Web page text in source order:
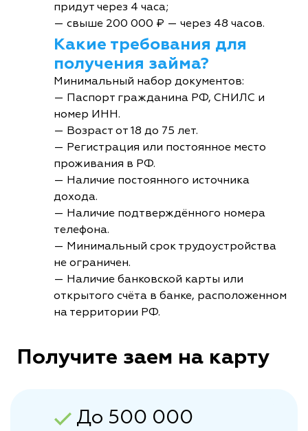
придут через 4 часа;
— свыше 200 000 ₽ — через 48 часов.
Какие требования для
получения займа?
Минимальный набор документов:
— Паспорт гражданина РФ, СНИЛС и
номер ИНН.
— Возраст от 18 до 75 лет.
— Регистрация или постоянное место
проживания в РФ.
— Наличие постоянного источника
дохода.
— Наличие подтверждённого номера
телефона.
— Минимальный срок трудоустройства
не ограничен.
— Наличие банковской карты или
открытого счёта в банке, расположенном
на территории РФ.
Получите заем на карту
До 500 000